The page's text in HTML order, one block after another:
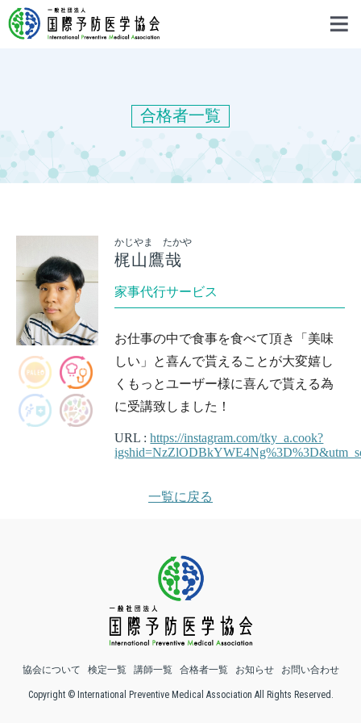
合格者一覧
かじやま たかや
梶山鷹哉
家事代行サービス
お仕事の中で食事を食べて頂き「美味
しい」と喜んで貰えることが大変嬉し
くもっとユーザー様に喜んで貰える為
に受講致しました！
URL :https://instagram.com/tky_a.cook?
一覧に戻る
協会について 検定一覧 講師一覧 合格者一覧 お知らせ お問い合わせ
Copyright © International Preventive Medical Association All Rights Reserved.